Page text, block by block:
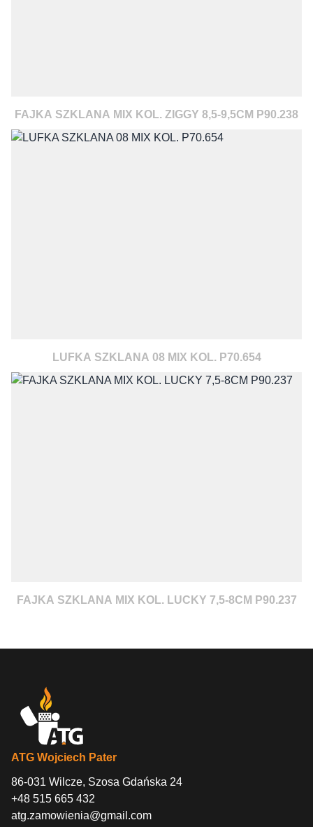
FAJKA SZKLANA MIX KOL. ZIGGY 8,5-9,5CM P90.238
LUFKA SZKLANA 08 MIX KOL. P70.654
FAJKA SZKLANA MIX KOL. LUCKY 7,5-8CM P90.237
ATG Wojciech Pater
86-031 Wilcze, Szosa Gdańska 24
+48 515 665 432
atg.zamowienia@gmail.com